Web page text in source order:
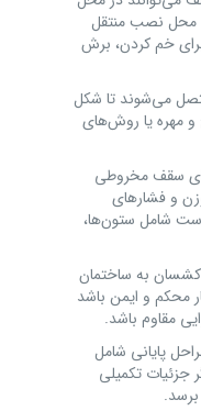
محل نصب منتقل
خم کردن، برش
می‌شوند تا شکل
و مهره یا روش‌های
سقف مخروطی
و فشارهای
شامل ستون‌ها،
به ساختمان
محکم و ایمن باشد
مقاوم باشد.
پایانی شامل
جزئیات تکمیلی